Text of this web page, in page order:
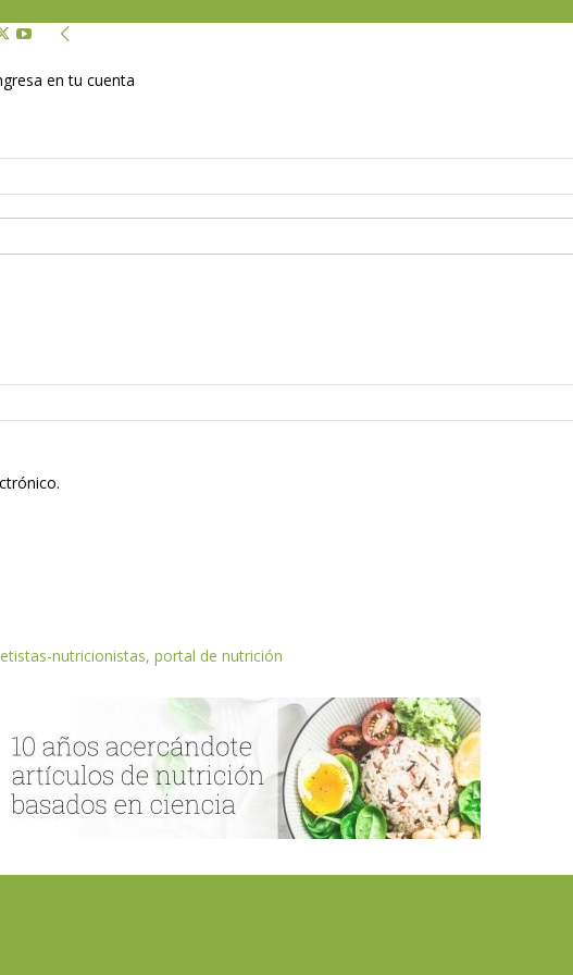
en tu cuenta
nutricionistas, portal de nutrición